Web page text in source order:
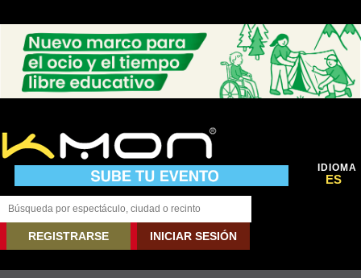
IDIOMA
ES
REGISTRARSE INICIAR SESIÓN